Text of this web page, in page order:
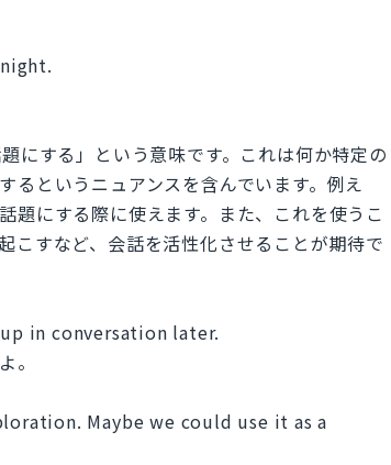
する」という意味です。これは何か特定の
るというニュアンスを含んでいます。例え
題にする際に使えます。また、これを使うこ
こすなど、会話を活性化させることが期待で
in conversation later.
。
Maybe we could use it as a